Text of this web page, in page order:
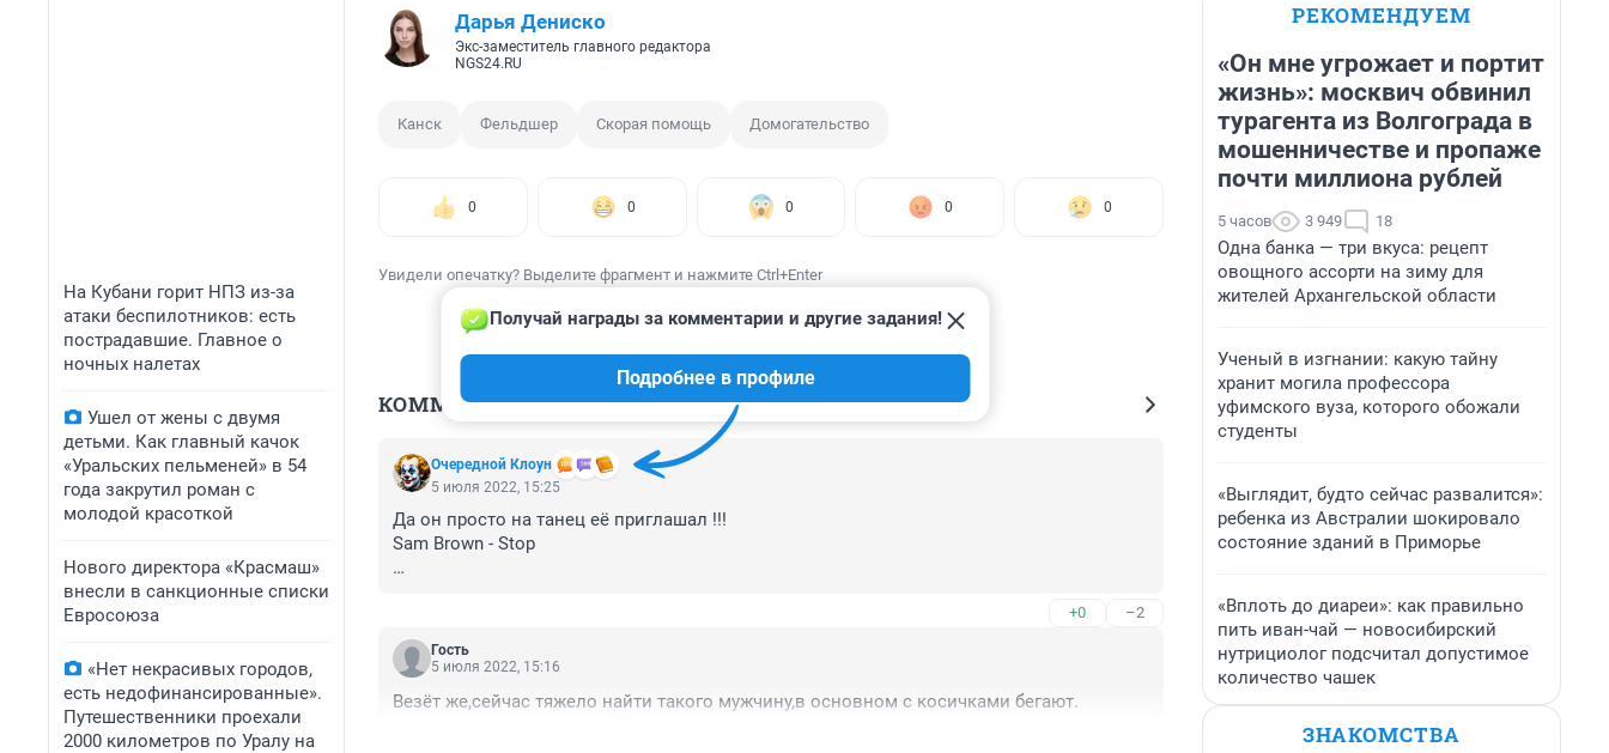
На Кубани горит НПЗ из-за
атаки беспилотников: есть
пострадавшие. Главное о
ночных налетах
Ушел от жены с двумя
детьми. Как главный качок
«Уральских пельменей» в 54
года закрутил роман с
молодой красоткой
Нового директора «Красмаш»
внесли в санкционные списки
Евросоюза
«Нет некрасивых городов,
есть недофинансированные».
Путешественники проехали
2000 километров по Уралу на
Дарья Дениско
Экс-заместитель главного редактора
NGS24.RU
Канск Фельдшер Скорая помощь Домогательство
0 0 0 0 0
Увидели опечатку? Выделите фрагмент и нажмите Ctrl+Enter
КОММЕНТАРИИ 5
Очередной Клоун
Получай награды за комментарии и другие задания!
Подробнее в профиле
5 июля 2022, 15:25
Да он просто на танец её приглашал !!!
Sam Brown - Stop
+0 –2
Гость
5 июля 2022, 15:16
Везёт же,сейчас тяжело найти такого мужчину,в основном с косичками бегают.
РЕКОМЕНДУЕМ
«Он мне угрожает и портит
жизнь»: москвич обвинил
турагента из Волгограда в
мошенничестве и пропаже
почти миллиона рублей
5 часов 3 949 18
Одна банка — три вкуса: рецепт
овощного ассорти на зиму для
жителей Архангельской области
Ученый в изгнании: какую тайну
хранит могила профессора
уфимского вуза, которого обожали
студенты
«Выглядит, будто сейчас развалится»:
ребенка из Австралии шокировало
состояние зданий в Приморье
«Вплоть до диареи»: как правильно
пить иван-чай — новосибирский
нутрициолог подсчитал допустимое
количество чашек
ЗНАКОМСТВА